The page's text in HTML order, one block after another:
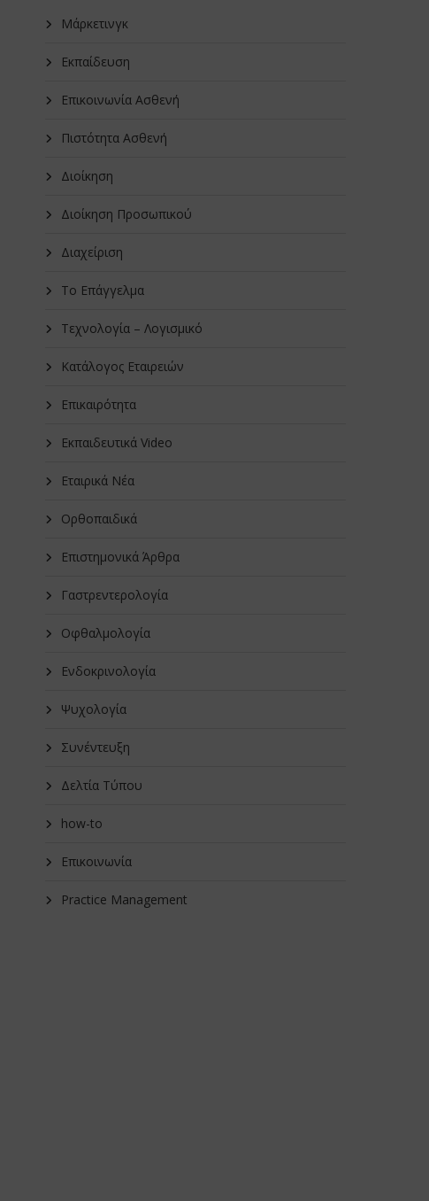
Μάρκετινγκ
Εκπαίδευση
Επικοινωνία Ασθενή
Πιστότητα Ασθενή
Διοίκηση
Διοίκηση Προσωπικού
Διαχείριση
Το Επάγγελμα
Τεχνολογία – Λογισμικό
Κατάλογος Εταιρειών
Επικαιρότητα
Εκπαιδευτικά Video
Εταιρικά Νέα
Oρθοπαιδικά
Επιστημονικά Άρθρα
Γαστρεντερολογία
Οφθαλμολογία
Ενδοκρινολογία
Ψυχολογία
Συνέντευξη
Δελτία Τύπου
how-to
Επικοινωνία
Practice Management